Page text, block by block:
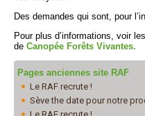
Des demandes qui sont, pour
Pour plus d’informations, voir
de Canopée Forêts Vivantes.
Pages anciennes site RAF
Le RAF recrute !
Sève the date pour notre